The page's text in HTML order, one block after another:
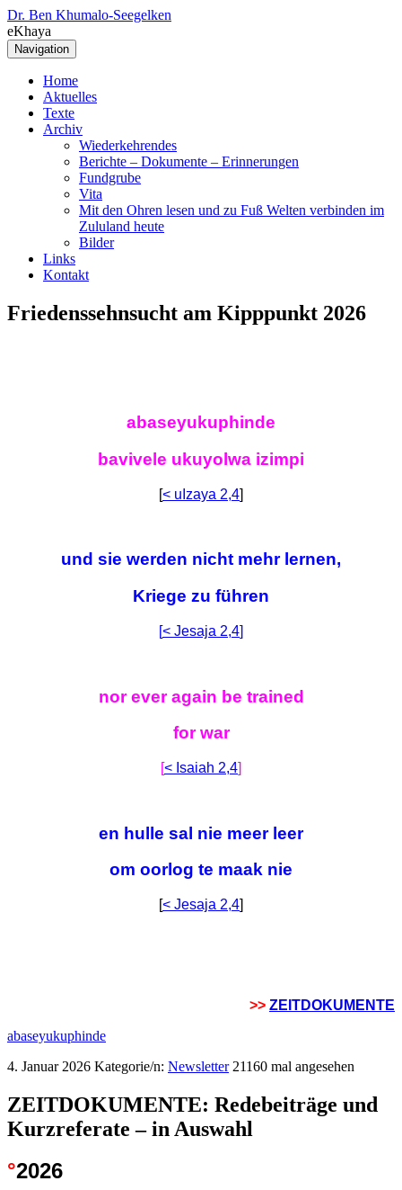
Dr. Ben Khumalo-Seegelken
eKhaya
Navigation
Home
Aktuelles
Texte
Archiv
Wiederkehrendes
Berichte – Dokumente – Erinnerungen
Fundgrube
Vita
Mit den Ohren lesen und zu Fuß Welten verbinden im
Zululand heute
Bilder
Links
Kontakt
Friedenssehnsucht am Kipppunkt 2026
abaseyukuphinde
bavivele ukuyolwa izimpi
[< uIzaya 2,4]
und sie werden nicht mehr lernen,
Kriege zu führen
[< Jesaja 2,4]
nor ever again be trained
for war
[< Isaiah 2,4]
en hulle sal nie meer leer
om oorlog te maak nie
[< Jesaja 2,4]
>> ZEITDOKUMENTE
abaseyukuphinde
4. Januar 2026 Kategorie/n: Newsletter 21160 mal angesehen
ZEITDOKUMENTE: Redebeiträge und
Kurzreferate – in Auswahl
°2026